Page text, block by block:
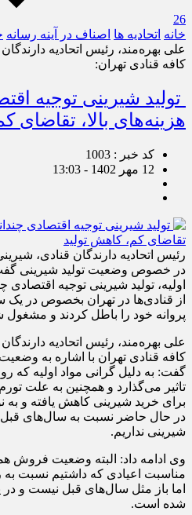
26
خانه اتحادیه ها اصناف در آینه رسانه
علی بهره‌مند، رئیس اتحادیه
کافه قنادی تهران:
تولید شیرینی توجیه
هزینه‌های بالا، تقاضای
کد خبر : 1003
12 مهر 1402 - 13:03
رئیس اتحادیه دارندگان قنادی،
در خصوص وضعیت تولید شیرینی گفت:
اولیه، تولید شیرینی توجیه
از قنادی‌ها در تهران بخصوص در یک
پروانه‌ خود را باطل کردند و
علی بهره‌مند، رئیس اتحادیه
کافه قنادی تهران با اشاره به
گفت: به دلیل گرانی مواد اولیه که
تاثیر می‌گذارد و همچنین به علت
برای خرید شیرینی کاهش یافته و به
در حال حاضر نسبت به سال‌های
شیرینی نداریم.
وی ادامه داد: البته وضعیت فروش
مناسبت اعیادی که داشتیم نسبت به
اما باز مثل سال‌های قبل نیست و
شده است.